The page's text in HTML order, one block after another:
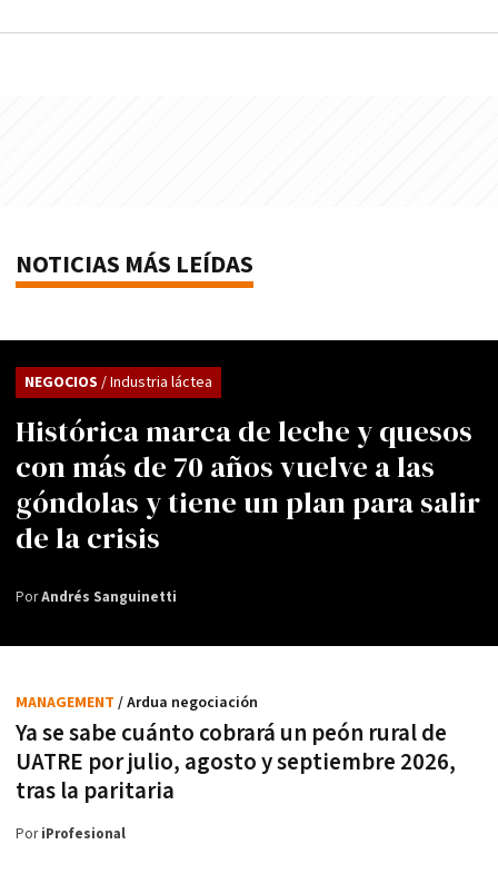
NOTICIAS MÁS LEÍDAS
Histórica marca de leche y quesos
con más de 70 años vuelve a las
góndolas y tiene un plan para salir
de la crisis
NEGOCIOS / Industria láctea
PorAndrés Sanguinetti
Ya se sabe cuánto cobrará un peón rural de
UATRE por julio, agosto y septiembre 2026,
tras la paritaria
MANAGEMENT / Ardua negociación
PoriProfesional